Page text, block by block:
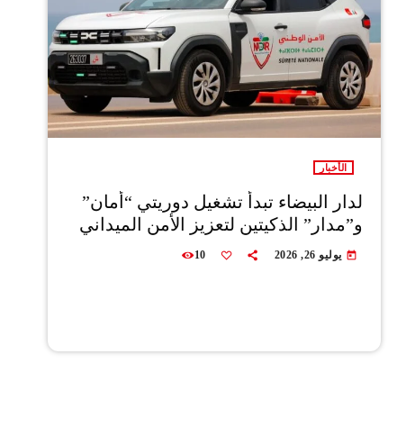
الأخبار
لدار البيضاء تبدأ تشغيل دوريتي “أمان”
و”مدار” الذكيتين لتعزيز الأمن الميداني
today يوليو 26, 2026 10